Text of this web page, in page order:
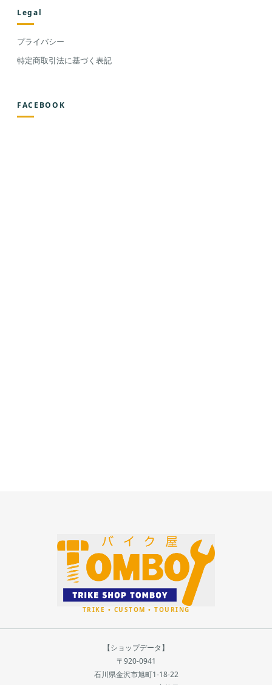
Legal
プライバシー
特定商取引法に基づく表記
FACEBOOK
【ショップデータ】
〒920-0941
石川県金沢市旭町1-18-22